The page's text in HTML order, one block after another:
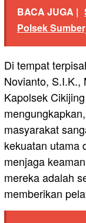
BACA JUGA |
Polsek
Di tempat
Novianto, S.I.K.,
Kapolsek
masyarakat
kekuatan utama
menjaga
mereka adalah
memberikan